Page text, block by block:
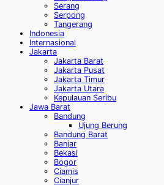
Serang
Serpong
Tangerang
Indonesia
Internasional
Jakarta
Jakarta Barat
Jakarta Pusat
Jakarta Timur
Jakarta Utara
Kepulauan Seribu
Jawa Barat
Bandung
Ujung Berung
Bandung Barat
Banjar
Bekasi
Bogor
Ciamis
Cianjur